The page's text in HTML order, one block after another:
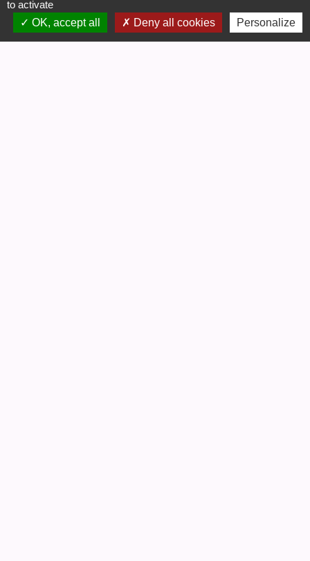
to activate
OK, accept all
Deny all cookies Personalize